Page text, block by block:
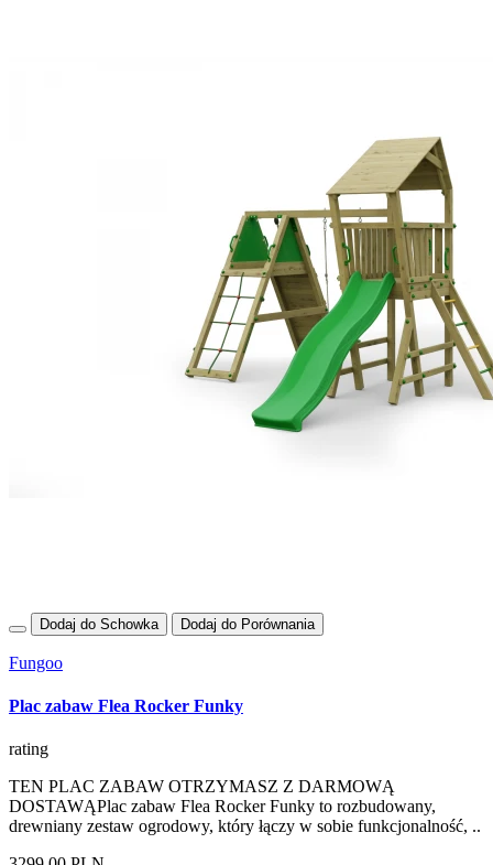
Dodaj do Schowka Dodaj do Porównania
Fungoo
Plac zabaw Flea Rocker Funky
rating
TEN PLAC ZABAW OTRZYMASZ Z DARMOWĄ
DOSTAWĄPlac zabaw Flea Rocker Funky to rozbudowany,
drewniany zestaw ogrodowy, który łączy w sobie funkcjonalność, ..